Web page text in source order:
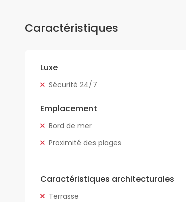
Caractéristiques
Luxe
Sécurité 24/7
Emplacement
Bord de mer
Proximité des plages
Caractéristiques architecturales
Terrasse